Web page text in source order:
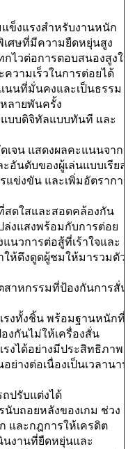
ข็งแรงสำหรับงานหนัก
ศษที่มีความยืดหยุ่นสูง
ไวต่อการตอบสนองสูงใน
วามเร็วในการต่อยได้
นนที่มั่นคงและเป็นธรรม
ลายพันครั้ง
บบดิจิทัลแบบทันที และ
เจน แสดงผลคะแนนจาก
อันดับของผู้เล่นแบบเรียล
ข่งขัน และเพิ่มอัตราการ
สดใสและสอดคล้องกัน
ล่งแสงพร้อมกับการต่อย
นวการต่อสู้ที่เร้าใจและ
ให้ดึงดูดผู้ชมให้มารวมตัว
าหกรรมที่ป้องกันการสั่น
รงทั้งชิ้น พร้อมฐานหนักที่
งกันไม่ให้เครื่องสั่น
งได้อย่างมีประสิทธิภาพ
างต่อเนื่องเป็นเวลานาน
ปรับแต่งได้
นับถอยหลังของเกม ช่วง
และกฎการให้เครดิต
นงานที่ยืดหยุ่นและ